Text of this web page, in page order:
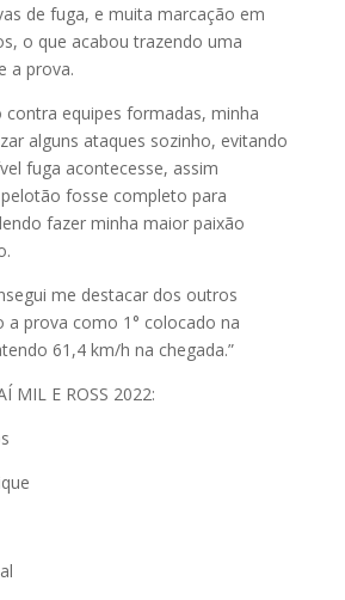
de fuga, e muita marcação em
o que acabou trazendo uma
a prova.
contra equipes formadas, minha
alguns ataques sozinho, evitando
fuga acontecesse, assim
fosse completo para
fazer minha maior paixão
me destacar dos outros
a prova como 1° colocado na
61,4 km/h na chegada.”
MIL E ROSS 2022: